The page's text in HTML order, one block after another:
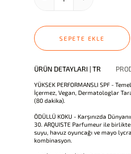
SEPETE EKLE
ÜRÜN DETAYLARI | TR
YÜKSEK PERFORMANSLI SPF -
İçermez, Vegan, Dermatologlar
(80 dakika).
ÖDÜLLÜ KOKU - Karşınızda
30. ARQUISTE Parfumeur ile
suyu, havuz oyuncağı ve mayo
kombinasyon.